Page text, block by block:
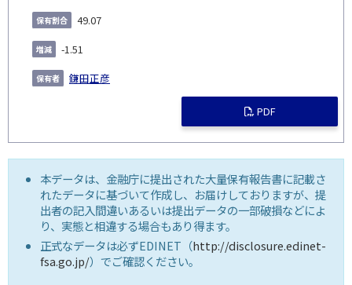
49.07
-1.51
鎌田正彦
PDF
本データは、金融庁に提出された大量保有報告書に記載さ
れたデータに基づいて作成し、お届けしておりますが、提
出者の記入間違いあるいは提出データの一部破損などによ
り、実態と相違する場合もあり得ます。
正式なデータは必ずEDINET（http://disclosure.edinet-
fsa.go.jp/）でご確認ください。